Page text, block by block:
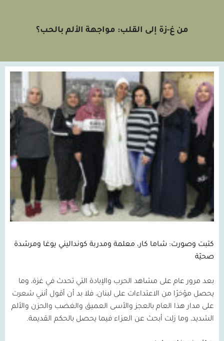
من غ-زة إلى القلب: مواجهة الألم بالحب؟
كتبت وصورت: شاما كار، معلمة ومدربة كونداليني يوغا ومرشدة
صحيّة
بعد مرور عام على مشاهد الحرب والإبادة التي تحدث في غزة، وما
يحصل مؤخرًا من الاعتداءات على لبنان، فلا بد أن أقول أنني شعرت
على مدار هذا العام بالعجز والأسى العميق والغضب والحزن والألم
الشديد، وما زلت أبحث عن العزاء فيما يحصل بالحكم القديمة.